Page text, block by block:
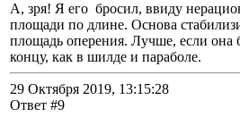
А, зря! Я его бросил, ввиду
площади по длине. Основа
площадь оперения. Лучше, если она
концу, как в шилде и параболе.
29 Октября 2019, 13:15:28
Ответ #9